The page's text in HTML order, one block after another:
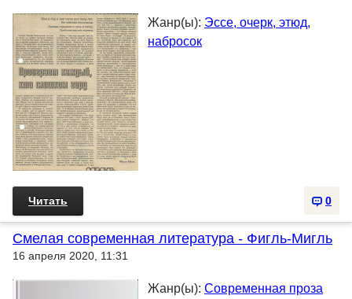
Жанр(ы): Эссе, очерк, этюд,
набросок
0
Читать
Смелая современная литература - Фигль-Мигль
16 апреля 2020, 11:31
Жанр(ы): Современная проза